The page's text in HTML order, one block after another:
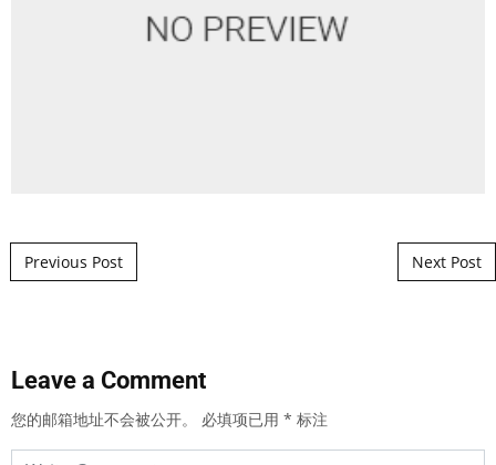
Post navigation
Previous Post Next Post
Leave a Comment
您的邮箱地址不会被公开。 必填项已用 * 标注